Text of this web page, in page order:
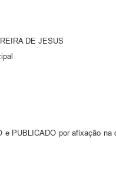
DE JESUS
e PUBLICADO por afixação na